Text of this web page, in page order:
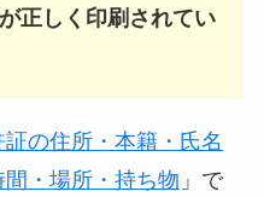
正しく印刷されてい
の住所・本籍・氏名
・場所・持ち物 」で